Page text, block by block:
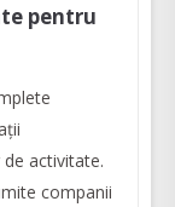
pentru
activitate.
companii